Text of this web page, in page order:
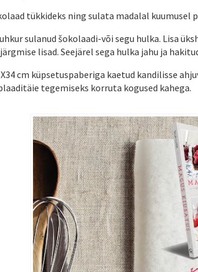
tükkideks ning sulata madalal kuumusel
sulanud šokolaadi-või segu hulka. Lisa
lisad. Seejärel sega hulka jahu ja
cm küpsetuspaberiga kaetud kandilisse
tegemiseks korruta kogused kahega.